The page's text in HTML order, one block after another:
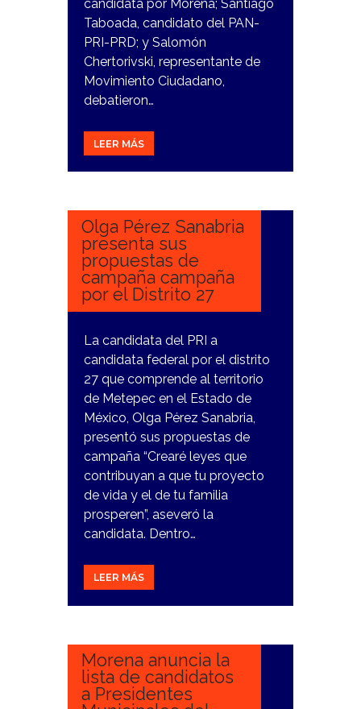
candidata por Morena; Santiago
Taboada, candidato del PAN-
PRI-PRD; y Salomón
Chertorivski, representante de
Movimiento Ciudadano,
debatieron…
LEER MÁS
11
Olga Pérez Sanabria
presenta sus
propuestas de
campaña campaña
por el Distrito 27
La candidata del PRI a
candidata federal por el distrito
27 que comprende al territorio
de Metepec en el Estado de
México, Olga Pérez Sanabria,
presentó sus propuestas de
campaña “Crearé leyes que
contribuyan a que tu proyecto
de vida y el de tu familia
prosperen”, aseveró la
candidata. Dentro…
LEER MÁS
11
Morena anuncia la
lista de candidatos
a Presidentes